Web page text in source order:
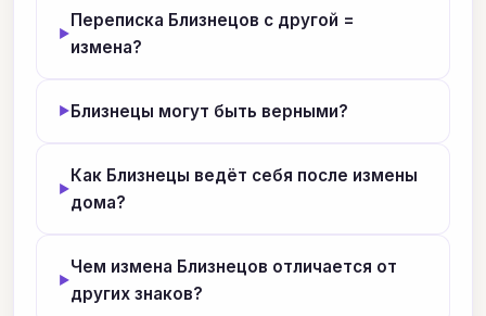
Переписка Близнецов с другой =
измена?
Близнецы могут быть верными?
Как Близнецы ведёт себя после измены
дома?
Чем измена Близнецов отличается от
других знаков?